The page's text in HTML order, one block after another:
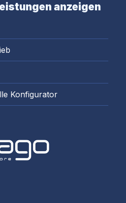
anzeigen
Konfigurator